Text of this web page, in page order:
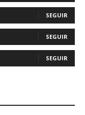
SEGUIR
SEGUIR
SEGUIR